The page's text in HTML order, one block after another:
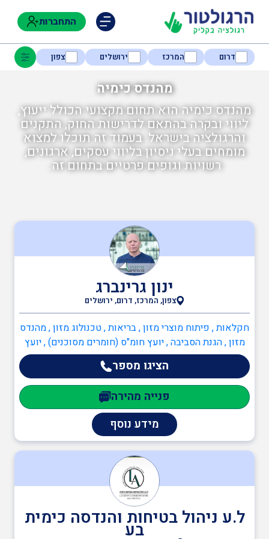
התחברות
דרום המרכז ירושלים צפון
מהנדס כימיה
מהנדס כימיה הוא תחום מקצועי הכולל ייעוץ,
ליווי ובקרה בהתאם לדרישות החוק, התקנים
והרגולציה בישראל. בעמוד זה תוכלו למצוא
מומחים בעלי ניסיון בליווי עסקים, ארגונים,
רשויות וגופים פרטיים בתחום זה.
נגישות
חקלאות
בריאות
בודקים מוסמכים
ביטחון
כיבוי אש
הגנת הסביבה
שמאות ובדק נכס
ינון גרינברג
צפון, המרכז, דרום, ירושלים
חקלאות , פיתוח מוצרי מזון , בריאות , טכנולוג מזון , מהנדס
מזון , הגנת הסביבה , יועץ חומ"ס (חומרים מסוכנים) , יועץ
הגנת הסביבה , מהנדסי סביבה , מהנדסים והנדסאים ,
הנדסאי ביוטכנולוגיה , מהנדס כימיה , מהנדס מזון , מהנדסי
סביבה , מהנדסי אנרגיה מתחדשת
הציגו מספר
פנייה מהירה
מידע נוסף
ל.ע ניהול בטיחות והנדסה כימית
בע